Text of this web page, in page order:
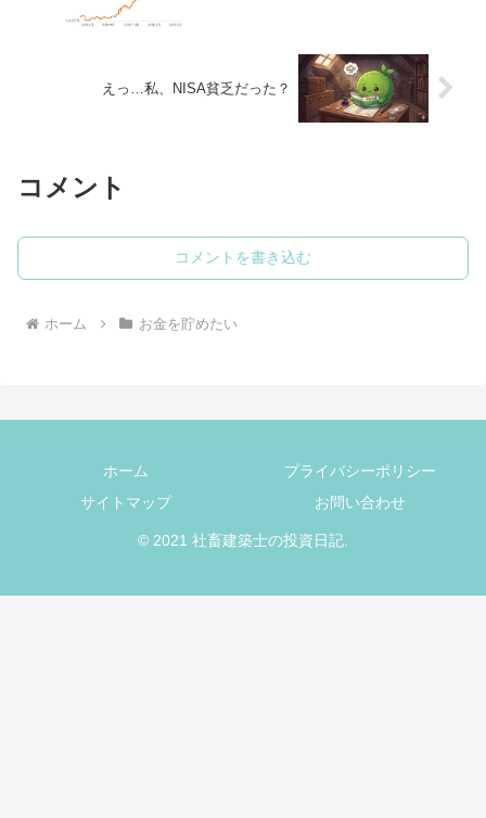
えっ…私、NISA貧乏だった？
コメント
コメントを書き込む
ホーム お金を貯めたい
ホーム
プライバシーポリシー
サイトマップ
お問い合わせ
© 2021 社畜建築士の投資日記.